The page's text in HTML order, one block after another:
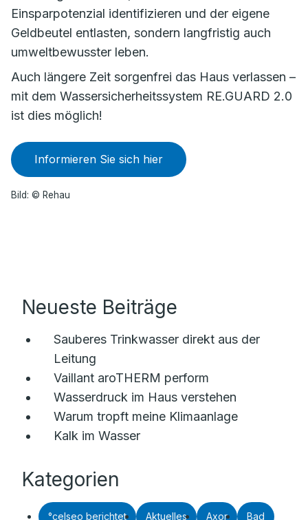
Einsparpotenzial identifizieren und der eigene
Geldbeutel entlasten, sondern langfristig auch
umweltbewusster leben.
Auch längere Zeit sorgenfrei das Haus verlassen –
mit dem Wassersicherheitssystem RE.GUARD 2.0
ist dies möglich!
Informieren Sie sich hier
Bild: © Rehau
Neueste Beiträge
Sauberes Trinkwasser direkt aus der
Leitung
Vaillant aroTHERM perform
Wasserdruck im Haus verstehen
Warum tropft meine Klimaanlage
Kalk im Wasser
Kategorien
°celseo berichtet Aktuelles Axor Bad